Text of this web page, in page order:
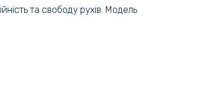
та свободу рухів. Модель